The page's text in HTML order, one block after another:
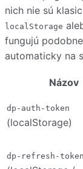
nich nie sú
localStorage
fungujú
automaticky na
Názov
dp-auth-token
(localStorage)
dp-refresh-token